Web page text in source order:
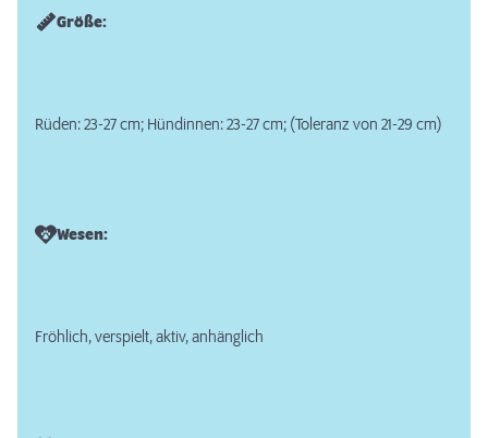
Größe:
Rüden: 23-27 cm; Hündinnen: 23-27 cm; (Toleranz von 21-29 cm)
Wesen:
Fröhlich, verspielt, aktiv, anhänglich